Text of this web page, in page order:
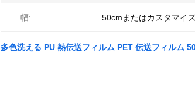
幅: 50cmまたはカスタマイ
多色洗える PU 熱伝送フィルム PET 伝送フィルム